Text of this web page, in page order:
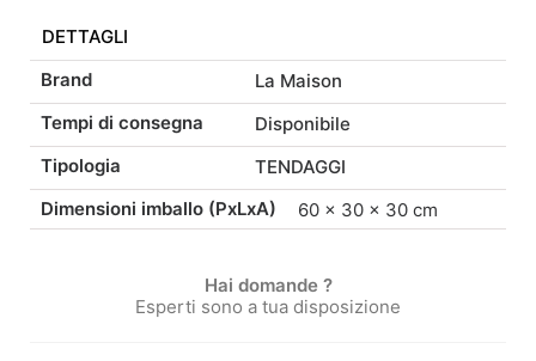
120,00 €. 102,00 €.
DETTAGLI
Brand
La Maison
Tempi di consegna
Disponibile
Tipologia
TENDAGGI
Dimensioni imballo (PxLxA)
60 × 30 × 30 cm
Hai domande ?
Esperti sono a tua disposizione